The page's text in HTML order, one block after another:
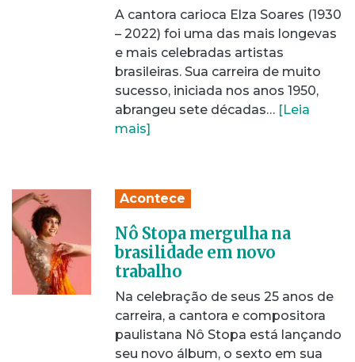
A cantora carioca Elza Soares (1930
– 2022) foi uma das mais longevas
e mais celebradas artistas
brasileiras. Sua carreira de muito
sucesso, iniciada nos anos 1950,
abrangeu sete décadas… [Leia
mais]
Acontece
Nô Stopa mergulha na
brasilidade em novo
trabalho
Na celebração de seus 25 anos de
carreira, a cantora e compositora
paulistana Nô Stopa está lançando
seu novo álbum, o sexto em sua